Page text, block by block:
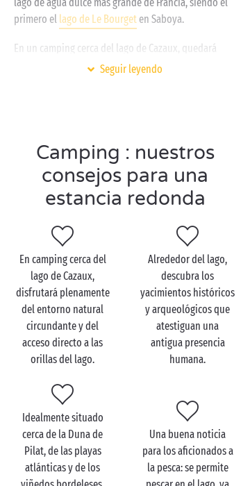
primero el lago de Le Bourget en Saboya.
En un camping cerca del lago de Cazaux, quedará
encantado con su tranquilidad y la amplia oferta de
cerca delocéano. ¡Muy práctico si quiere cambiar de
entorno de un día para otro durante su estancia en
un camping de4 estrellas! De vuelta al camping, sus
pies pueden seguir en el agua... en la piscina
Visite el Lago de Cazaux
en familia
El lago de Cazaux invita a compartir momentos
en familiaal borde del agua. Mientras los niños
chapotean o aprenden a nadar con total seguridad,
en el lago, los adultos podrán salir a navegar en
canoa. Durante la temporada baja, el lago de Cazaux
es propicio para realizar caminatas por los senderos
que lo rodean.
En el camping, sus pequeños podrán seguir
divirtiéndose con sus amigos en los
clubes infantiles
Seguir leyendo
Camping : nuestros
consejos para una
estancia redonda
En camping cerca del
lago de Cazaux,
disfrutará plenamente
del entorno natural
circundante y del
acceso directo a las
orillas del lago.
Alrededor del lago,
descubra los
yacimientos históricos
y arqueológicos que
atestiguan una
antigua presencia
humana.
Idealmente situado
cerca de la Duna de
Pilat, de las playas
atlánticas y de los
Una buena noticia
para los aficionados a
la pesca: se permite